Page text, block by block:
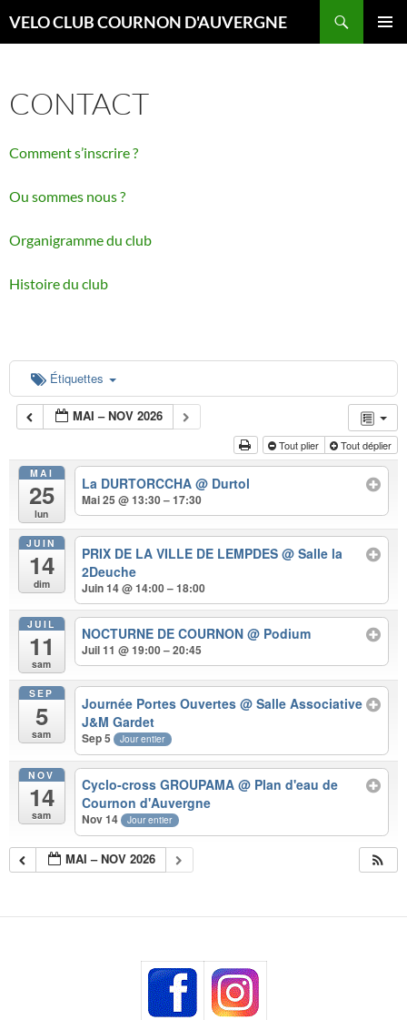
auVELO CLUB COURNON D'AUVERGNE
CONTACT
Comment s’inscrire ?
Ou sommes nous ?
Organigramme du club
Histoire du club
Étiquettes
MAI – NOV 2026
Tout plier Tout déplier
MAI
25
lun
La DURTORCCHA@ Durtol
Mai 25 @ 13:30 – 17:30
JUIN
14
dim
PRIX DE LA VILLE DE LEMPDES@ Salle la
2Deuche
Juin 14 @ 14:00 – 18:00
JUIL
11
sam
NOCTURNE DE COURNON@ Podium
Juil 11 @ 19:00 – 20:45
SEP
5
sam
Journée Portes Ouvertes@ Salle Associative
J&M Gardet
Sep 5 Jour entier
NOV
14
sam
Cyclo-cross GROUPAMA@ Plan d'eau de
Cournon d'Auvergne
Nov 14 Jour entier
MAI – NOV 2026